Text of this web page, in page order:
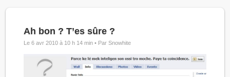
Ah bon ? T’es sûre ?
Le 6 avr 2010 à 10 h 14 min • Par Snowhite